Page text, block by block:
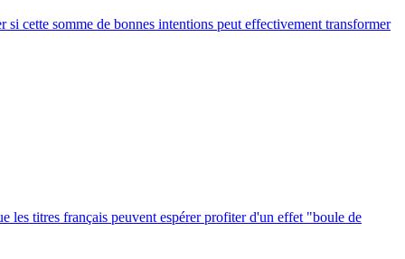
cette somme de bonnes intentions peut effectivement transformer
les titres français peuvent espérer profiter d'un effet "boule de